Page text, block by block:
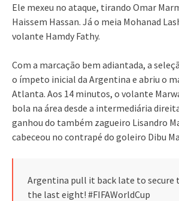
Ele mexeu no ataque, tirando Omar
Haissem Hassan. Já o meia Mohanad
volante Hamdy Fathy.
Com a marcação bem adiantada, a
o ímpeto inicial da Argentina e abriu o
Atlanta. Aos 14 minutos, o volante
bola na área desde a intermediária
ganhou do também zagueiro Lisandro
cabeceou no contrapé do goleiro Dibu
Argentina pull it back late to secure
the last eight! #FIFAWorldCup